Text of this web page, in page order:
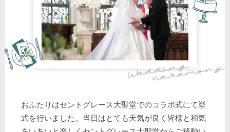
おふたりはセントグレース大聖堂でのコラボ式にて挙
式を行いました。当日はとても天気が良く皆様と和気